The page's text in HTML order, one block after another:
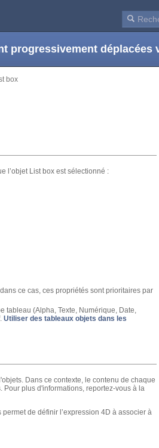
progressivement déplacées
box
l’objet List box est sélectionné :
ce cas, ces propriétés sont prioritaires par
tableau (Alpha, Texte, Numérique, Date,
Utiliser des tableaux objets dans les
Dans ce contexte, le contenu de chaque
plus d'informations, reportez-vous à la
de définir l’expression 4D à associer à